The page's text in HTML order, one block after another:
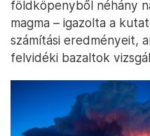
földköpenyből néhány
magma – igazolta a
számítási eredményeit,
felvidéki bazaltok